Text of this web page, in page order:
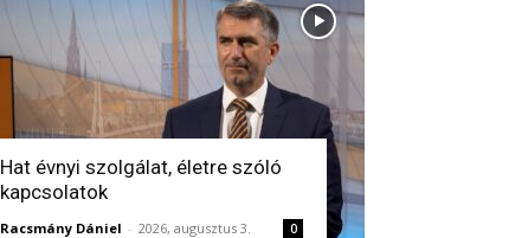
Hat évnyi szolgálat, életre szóló
kapcsolatok
Racsmány Dániel - 2026, augusztus 3. 0